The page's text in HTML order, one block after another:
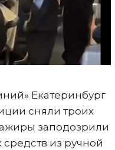
Екатеринбург
сняли троих
заподозрили
из ручной